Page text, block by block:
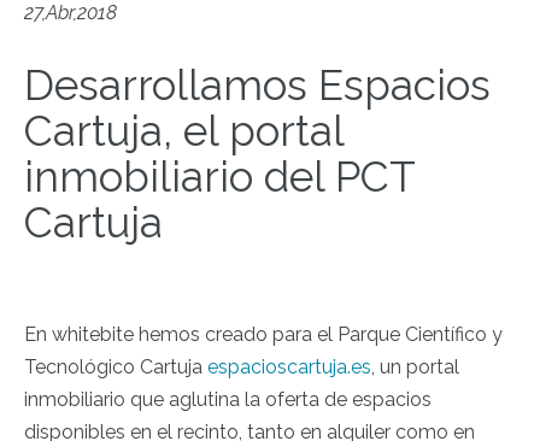
27,Abr,2018
Desarrollamos Espacios
Cartuja, el portal
inmobiliario del PCT
Cartuja
En whitebite hemos creado para el Parque Científico y
Tecnológico Cartuja espacioscartuja.es, un portal
inmobiliario que aglutina la oferta de espacios
disponibles en el recinto, tanto en alquiler como en